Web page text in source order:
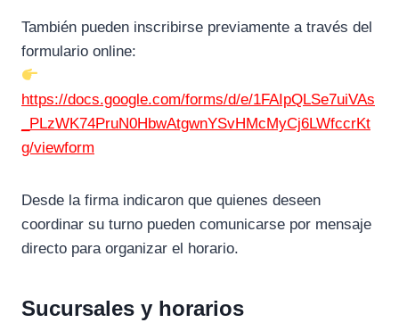
También pueden inscribirse previamente a través del
formulario online:
https://docs.google.com/forms/d/e/1FAIpQLSe7uiVAs
_PLzWK74PruN0HbwAtgwnYSvHMcMyCj6LWfccrKt
g/viewform
Desde la firma indicaron que quienes deseen
coordinar su turno pueden comunicarse por mensaje
directo para organizar el horario.
Sucursales y horarios